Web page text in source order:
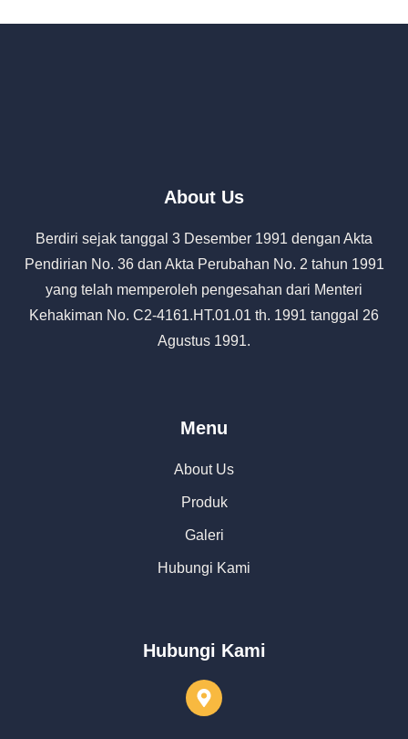
About Us
Berdiri sejak tanggal 3 Desember 1991 dengan Akta
Pendirian No. 36 dan Akta Perubahan No. 2 tahun 1991
yang telah memperoleh pengesahan dari Menteri
Kehakiman No. C2-4161.HT.01.01 th. 1991 tanggal 26
Agustus 1991.
Menu
About Us
Produk
Galeri
Hubungi Kami
Hubungi Kami